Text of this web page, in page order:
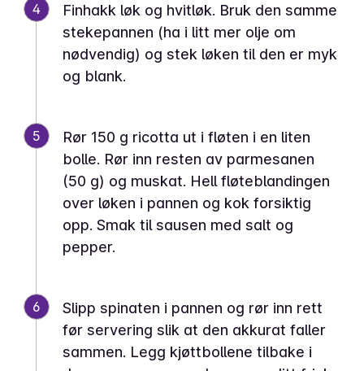
4
Finhakk løk og hvitløk. Bruk den samme
stekepannen (ha i litt mer olje om
nødvendig) og stek løken til den er myk
og blank.
5
Rør 150 g ricotta ut i fløten i en liten
bolle. Rør inn resten av parmesanen
(50 g) og muskat. Hell fløteblandingen
over løken i pannen og kok forsiktig
opp. Smak til sausen med salt og
pepper.
6
Slipp spinaten i pannen og rør inn rett
før servering slik at den akkurat faller
sammen. Legg kjøttbollene tilbake i